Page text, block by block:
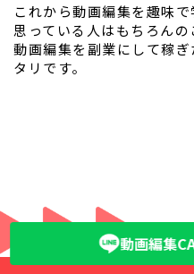
動画編集
これから動画編集を趣味で
思っている人はもちろんの
動画編集を副業にして稼
タリです。